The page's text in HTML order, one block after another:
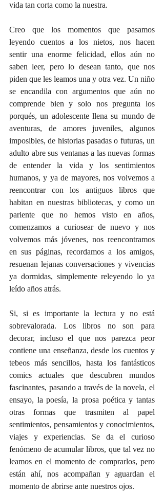
vida tan corta como la nuestra.
Creo que los momentos que pasamos
leyendo cuentos a los nietos, nos hacen
sentir una enorme felicidad, ellos aún no
saben leer, pero lo desean tanto, que nos
piden que les leamos una y otra vez. Un niño
se encandila con argumentos que aún no
comprende bien y solo nos pregunta los
porqués, un adolescente llena su mundo de
aventuras, de amores juveniles, algunos
imposibles, de historias pasadas o futuras, un
adulto abre sus ventanas a las nuevas formas
de entender la vida y los sentimientos
humanos, y ya de mayores, nos volvemos a
reencontrar con los antiguos libros que
habitan en nuestras bibliotecas, y como un
pariente que no hemos visto en años,
comenzamos a curiosear de nuevo y nos
volvemos más jóvenes, nos reencontramos
en sus páginas, recordamos a los amigos,
resuenan lejanas conversaciones y vivencias
ya dormidas, simplemente releyendo lo ya
leído años atrás.
Si, si es importante la lectura y no está
sobrevalorada. Los libros no son para
decorar, incluso el que nos parezca peor
contiene una enseñanza, desde los cuentos y
tebeos más sencillos, hasta los fantásticos
comics actuales que descubren mundos
fascinantes, pasando a través de la novela, el
ensayo, la poesía, la prosa poética y tantas
otras formas que trasmiten al papel
sentimientos, pensamientos y conocimientos,
viajes y experiencias. Se da el curioso
fenómeno de acumular libros, que tal vez no
leamos en el momento de comprarlos, pero
están ahí, nos acompañan y aguardan el
momento de abrirse ante nuestros ojos.